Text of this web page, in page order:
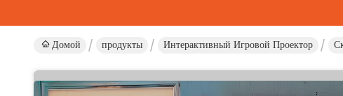
Домой продукты Интерактивный Игровой Проектор